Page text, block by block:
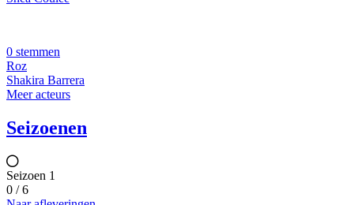
0 stemmen
Roz
Shakira Barrera
Meer acteurs
Seizoenen
Seizoen 1
0 / 6